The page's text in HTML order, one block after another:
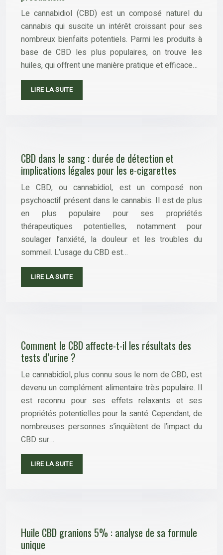
Le cannabidiol (CBD) est un composé naturel du
cannabis qui suscite un intérêt croissant pour ses
nombreux bienfaits potentiels. Parmi les produits à
base de CBD les plus populaires, on trouve les
huiles, qui offrent une manière pratique et efficace…
LIRE LA SUITE
CBD dans le sang : durée de détection et
implications légales pour les e-cigarettes
Le CBD, ou cannabidiol, est un composé non
psychoactif présent dans le cannabis. Il est de plus
en plus populaire pour ses propriétés
thérapeutiques potentielles, notamment pour
soulager l’anxiété, la douleur et les troubles du
sommeil. L’usage du CBD est…
LIRE LA SUITE
Comment le CBD affecte-t-il les résultats des
tests d’urine ?
Le cannabidiol, plus connu sous le nom de CBD, est
devenu un complément alimentaire très populaire. Il
est reconnu pour ses effets relaxants et ses
propriétés potentielles pour la santé. Cependant, de
nombreuses personnes s’inquiètent de l’impact du
CBD sur…
LIRE LA SUITE
Huile CBD granions 5% : analyse de sa formule
unique